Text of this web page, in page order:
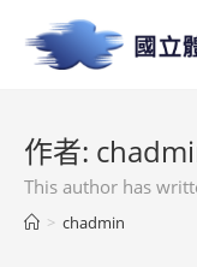
作者:
This author has
> chadmin